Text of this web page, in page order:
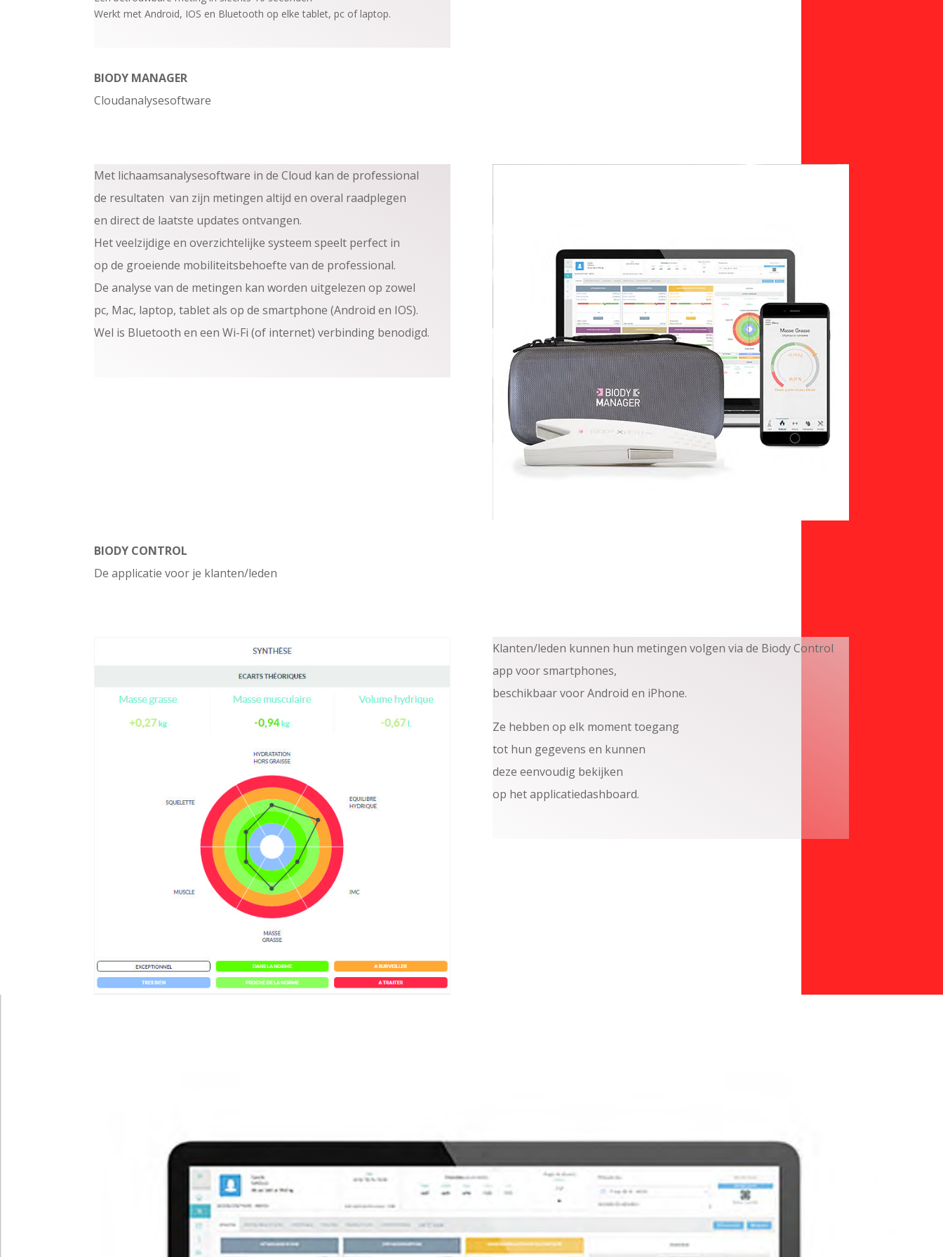
Werkt met Android, IOS en Bluetooth op elke tablet, pc of laptop.
BIODY MANAGER
Cloudanalysesoftware
Met lichaamsanalysesoftware in de Cloud kan de professional
de resultaten van zijn metingen altijd en overal raadplegen
en direct de laatste updates ontvangen.
Het veelzijdige en overzichtelijke systeem speelt perfect in
op de groeiende mobiliteitsbehoefte van de professional.
De analyse van de metingen kan worden uitgelezen op zowel
pc, Mac, laptop, tablet als op de smartphone (Android en IOS).
Wel is Bluetooth en een Wi-Fi (of internet) verbinding benodigd.
BIODY CONTROL
De applicatie voor je klanten/leden
Klanten/leden kunnen hun metingen volgen via de Biody Control
app voor smartphones,
beschikbaar voor Android en iPhone.
Ze hebben op elk moment toegang
tot hun gegevens en kunnen
deze eenvoudig bekijken
op het applicatiedashboard.